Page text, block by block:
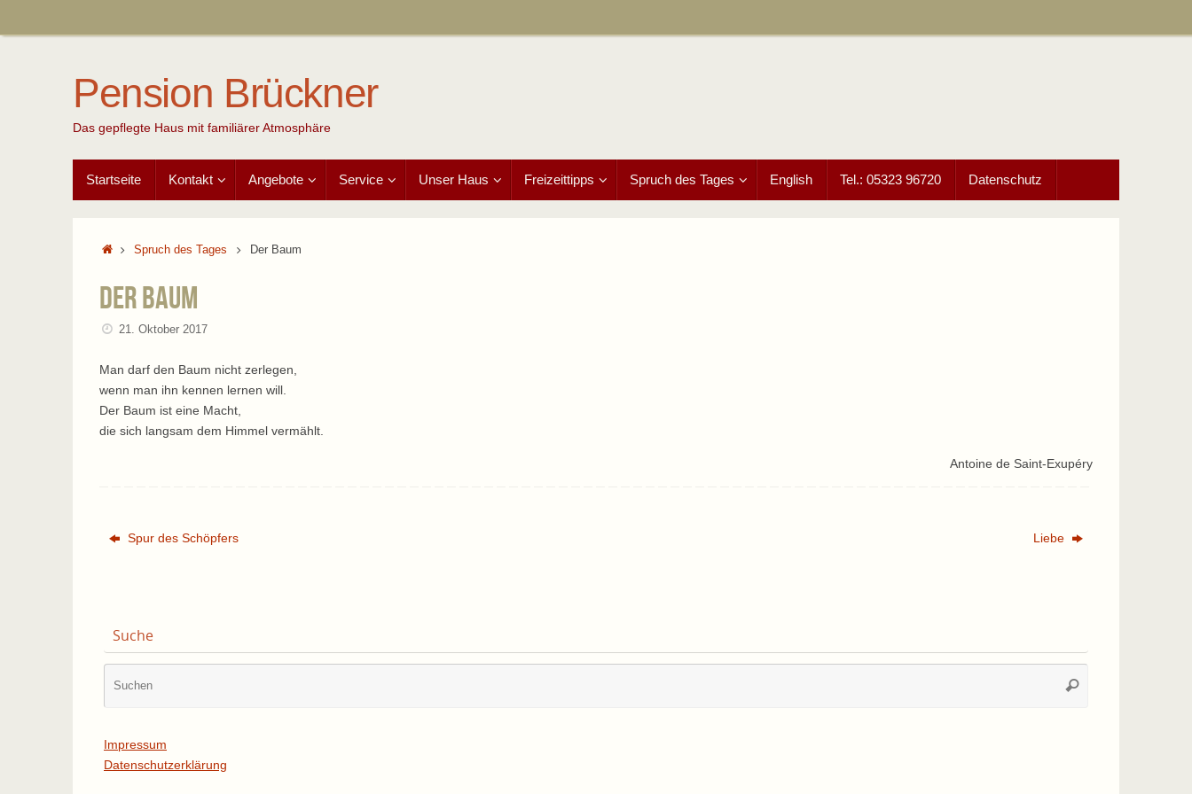
Pension Brückner
Das gepflegte Haus mit familiärer Atmosphäre
Inhalt
springen
Startseite Kontakt Angebote Service Unser Haus Freizeittipps Spruch des Tages English Tel.: 05323 96720 Datenschutz
StartSpruch des Tages Der Baum
Der Baum
21. Oktober 2017
Man darf den Baum nicht zerlegen,
wenn man ihn kennen lernen will.
Der Baum ist eine Macht,
die sich langsam dem Himmel vermählt.
Antoine de Saint-Exupéry
Spur des Schöpfers Liebe
Suche
Suchen
Impressum
Datenschutzerklärung